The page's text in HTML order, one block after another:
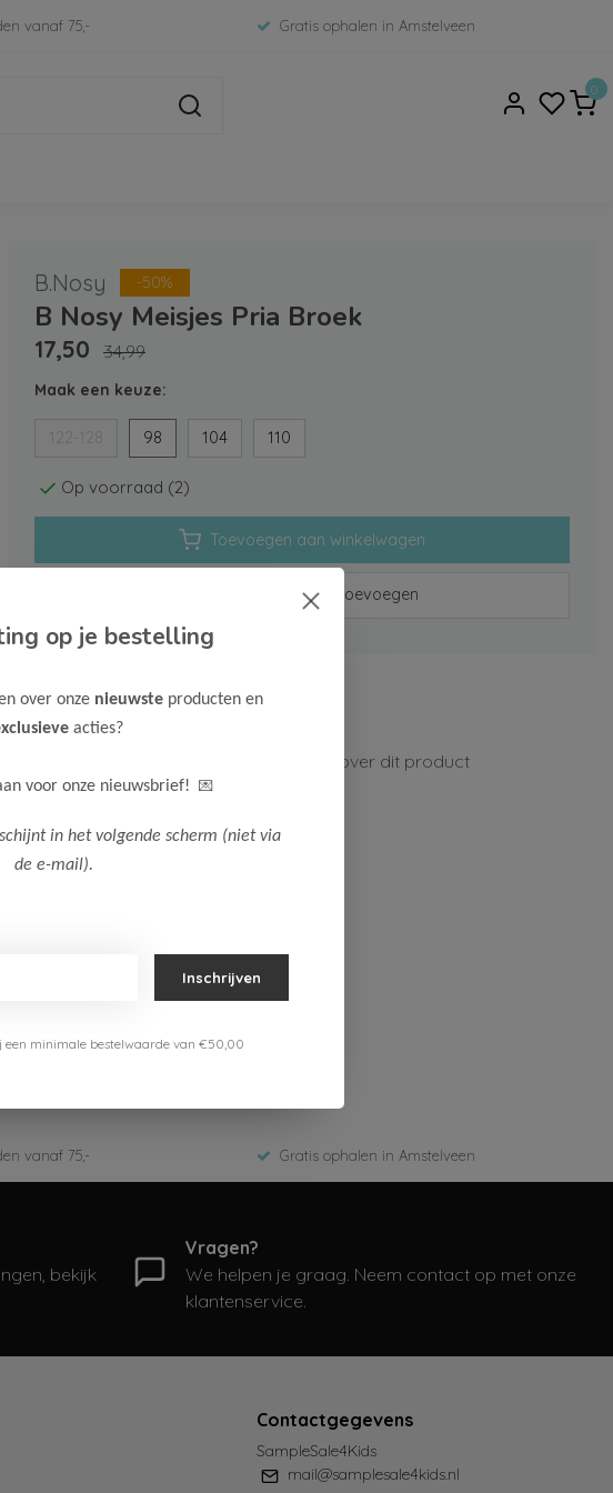
vanaf 75,- Gratis ophalen in Amstelveen
0
B.Nosy -50%
B Nosy Meisjes Pria Broek
17,50 34,99
Maak een keuze:
98 104 110
Op voorraad (2)
Toevoegen aan winkelwagen
Aan verlanglijst toevoegen
Gratis verzenden vanaf 75,-
Verzenden 1-3 werkdagen
Neem contact op over dit product
vanaf 75,- Gratis ophalen in Amstelveen
bekijk
Vragen?
We helpen je graag. Neem contact op met onze
klantenservice.
Contactgegevens
SampleSale4Kids
mail@samplesale4kids.nl
op je bestelling
over onze nieuwste producten en
acties?
voor onze nieuwsbrief! 💌
in het volgende scherm (niet via
de e-mail).
Inschrijven
een minimale bestelwaarde van €50,00